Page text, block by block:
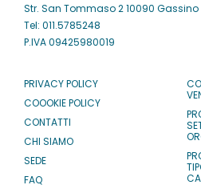
Str. San Tommaso 2 10090 Gassino
Tel: 011.5785248
P.IVA 09425980019
PRIVACY POLICY
COOOKIE POLICY
CONTATTI
CHI SIAMO
SEDE
FAQ